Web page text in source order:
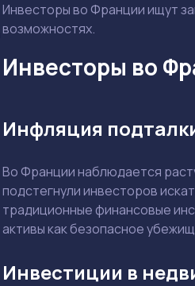
Инвесторы во Франции ищут
возможностях.
Инвесторы во
Инфляция
Во Франции наблюдается
подстегнули инвесторов
традиционные финансовые
активы как безопасное
Инвестиции в Выбрать